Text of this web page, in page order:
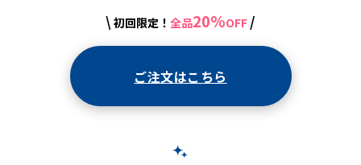
\ 初回限定！ 全品20%OFF /
ご注文はこちら